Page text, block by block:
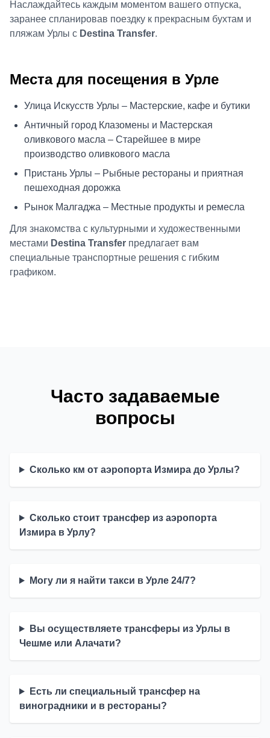
Наслаждайтесь каждым моментом вашего отпуска,
заранее спланировав поездку к прекрасным бухтам и
пляжам Урлы с Destina Transfer.
Места для посещения в Урле
Улица Искусств Урлы – Мастерские, кафе и бутики
Античный город Клазомены и Мастерская
оливкового масла – Старейшее в мире
производство оливкового масла
Пристань Урлы – Рыбные рестораны и приятная
пешеходная дорожка
Рынок Малгаджа – Местные продукты и ремесла
Для знакомства с культурными и художественными
местами Destina Transfer предлагает вам
специальные транспортные решения с гибким
графиком.
Часто задаваемые
вопросы
Сколько км от аэропорта Измира до Урлы?
Сколько стоит трансфер из аэропорта
Измира в Урлу?
Могу ли я найти такси в Урле 24/7?
Вы осуществляете трансферы из Урлы в
Чешме или Алачати?
Есть ли специальный трансфер на
виноградники и в рестораны?